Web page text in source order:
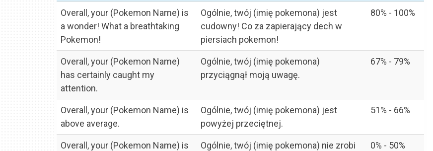
Overall, your (Pokemon Name) is
a wonder! What a breathtaking
Pokemon!
Ogólnie, twój (imię pokemona) jest
cudowny! Co za zapierający dech w
piersiach pokemon!
80% - 100%
Overall, your (Pokemon Name)
has certainly caught my
attention.
Ogólnie, twój (imię pokemona)
przyciągnął moją uwagę.
67% - 79%
Overall, your (Pokemon Name) is
above average.
Ogólnie, twój (imię pokemona) jest
powyżej przeciętnej.
51% - 66%
Overall, your (Pokemon Name) is
Ogólnie, twój (imię pokemona) nie zrobi
0% - 50%